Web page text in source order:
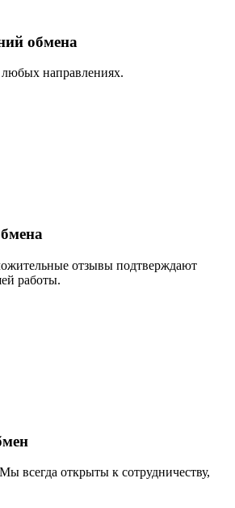
обмена
направлениях.
отзывы подтверждают
работы.
всегда открыты к сотрудничеству,